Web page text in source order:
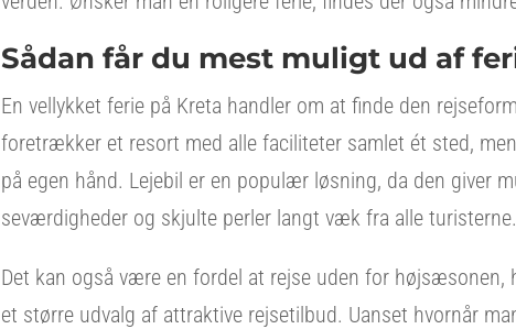
Sådan får du mest muligt ud af
En vellykket ferie på Kreta handler om at finde den
foretrækker et resort med alle faciliteter samlet ét sted,
på egen hånd. Lejebil er en populær løsning, da den giver
seværdigheder og skjulte perler langt væk fra alle turisterne.
Det kan også være en fordel at rejse uden for højsæsonen,
et større udvalg af attraktive rejsetilbud. Uanset hvornår